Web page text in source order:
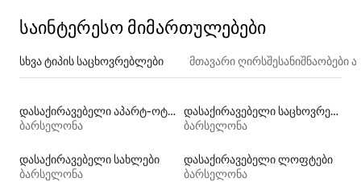
საინტერესო მიმართულებები
სხვა ტიპის საცხოვრებლები მთავარი
დასაქირავებელი აპარტ‑ოტელები
ბარსელონა
დასაქირავებელი საცხოვრებლები საუნით
ბარსელონა
დასაქირავებელი სახლები
ბარსელონა
დასაქირავებელი ლოფტები
ბარსელონა